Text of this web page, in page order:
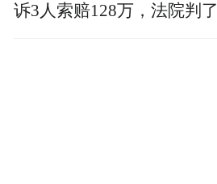
诉3人索赔128万，法院判了